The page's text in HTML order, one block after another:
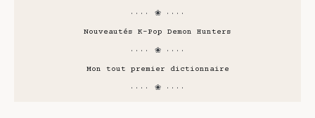
···· ❀ ····
Nouveautés K-Pop Demon Hunters
···· ❀ ····
Mon tout premier dictionnaire
···· ❀ ····